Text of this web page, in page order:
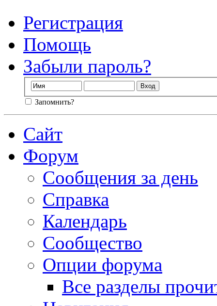
Регистрация
Помощь
Забыли пароль?
Запомнить?
Сайт
Форум
Сообщения за день
Справка
Календарь
Сообщество
Опции форума
Все разделы